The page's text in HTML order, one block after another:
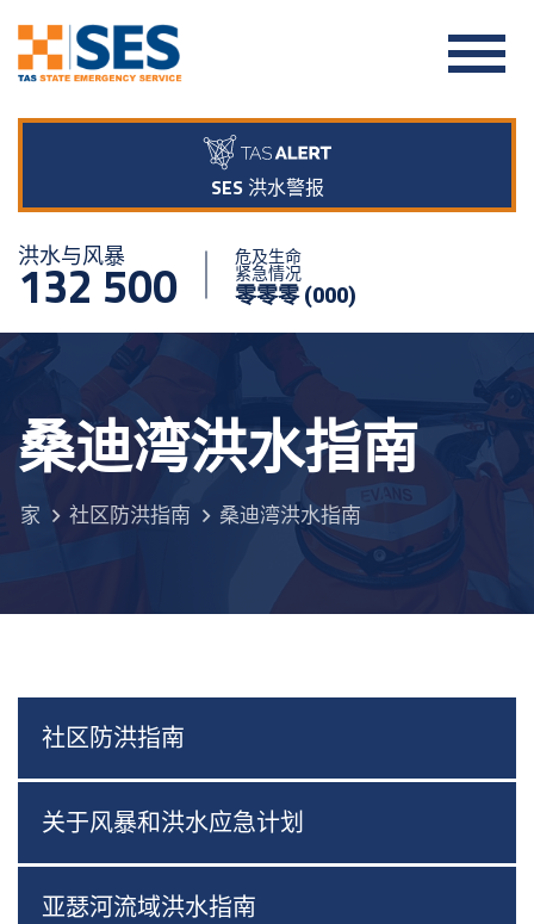
SES 洪水警报
洪水与风暴
132 500
危及生命
紧急情况
零零零 (000)
桑迪湾洪水指南
家 社区防洪指南 桑迪湾洪水指南
社区防洪指南
关于风暴和洪水应急计划
亚瑟河流域洪水指南